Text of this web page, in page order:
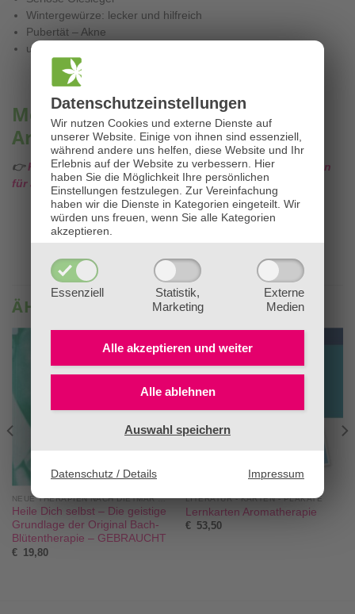
Datenschutz­einstellungen
Wir nutzen Cookies und externe Dienste auf
unserer Website. Einige von ihnen sind essenziell,
während andere uns helfen, diese Website und Ihr
Erlebnis auf der Website zu verbessern. Hier
haben Sie die Möglichkeit Ihre persönlichen
Einstellungen festzulegen. Zur Vereinfachung
haben wir die Dienste in Kategorien eingeteilt. Wir
würden uns freuen, wenn Sie alle Kategorien
akzeptieren.
Essenziell
Statistik,
Marketing
Externe
Medien
Alle akzeptieren und weiter
Alle ablehnen
Auswahl speichern
Datenschutz / Details Impressum
Wintergewürze: lecker und hilfreich
Pubertät – Akne
und vieles mehr . . .
Mehr über ätherische Öle &
Aromatherapie lernen?
👉 Klicken Sie HIER für alle Infos zu unseren Ausbildungen
für ätherische Öle & Aromatherapie!
ÄHNLICHE PRODUKTE
NEUE THERAPIEN NACH DIETMAR KRÄMER®
Heile Dich selbst – Die geistige
Grundlage der Original Bach-
Blütentherapie – GEBRAUCHT
€ 19,80
LITERATUR - KARTEN - PLAKATE
Lernkarten Aromatherapie
€ 53,50